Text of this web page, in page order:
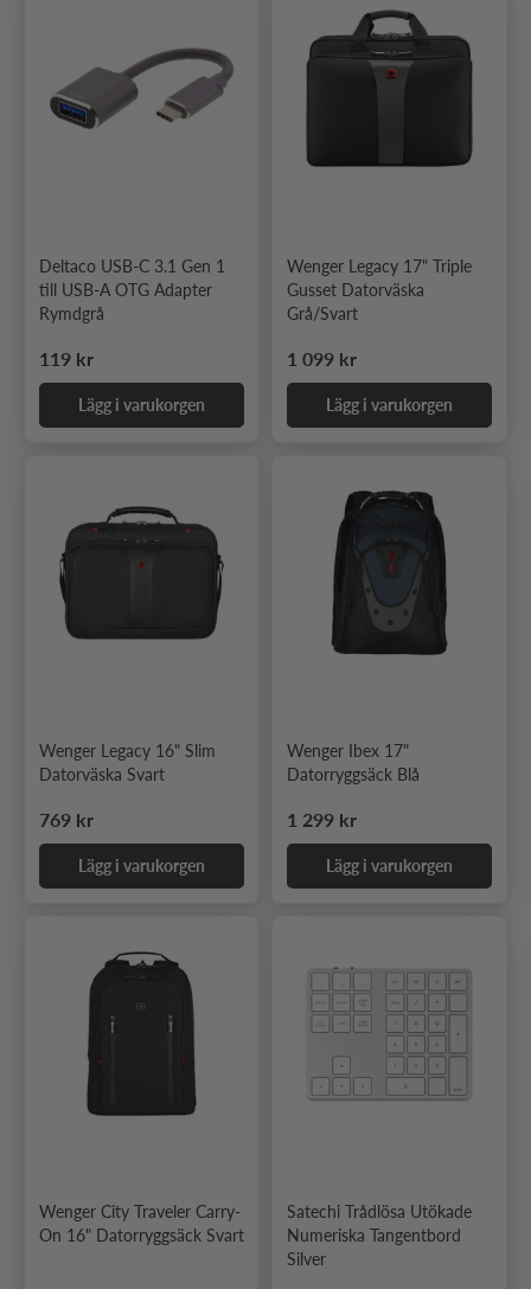
Deltaco USB-C 3.1 Gen 1
till USB-A OTG Adapter
Rymdgrå
Ordinarie pris
119 kr
Lägg i varukorgen
Wenger Legacy 17" Triple
Gusset Datorväska
Grå/Svart
Ordinarie pris
1 099 kr
Lägg i varukorgen
Wenger Legacy 16" Slim
Datorväska Svart
Ordinarie pris
769 kr
Lägg i varukorgen
Wenger Ibex 17"
Datorryggsäck Blå
Ordinarie pris
1 299 kr
Lägg i varukorgen
Wenger City Traveler Carry-
On 16" Datorryggsäck Svart
Satechi Trådlösa Utökade
Numeriska Tangentbord
Silver